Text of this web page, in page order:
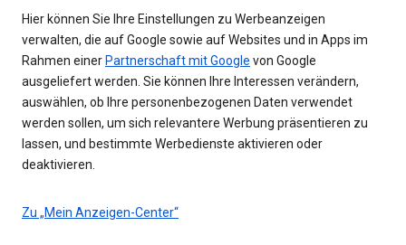
Hier können Sie Ihre Einstellungen zu Werbeanzeigen
verwalten, die auf Google sowie auf Websites und in Apps im
Rahmen einer Partnerschaft mit Google von Google
ausgeliefert werden. Sie können Ihre Interessen verändern,
auswählen, ob Ihre personenbezogenen Daten verwendet
werden sollen, um sich relevantere Werbung präsentieren zu
lassen, und bestimmte Werbedienste aktivieren oder
deaktivieren.
Zu „Mein Anzeigen-Center“